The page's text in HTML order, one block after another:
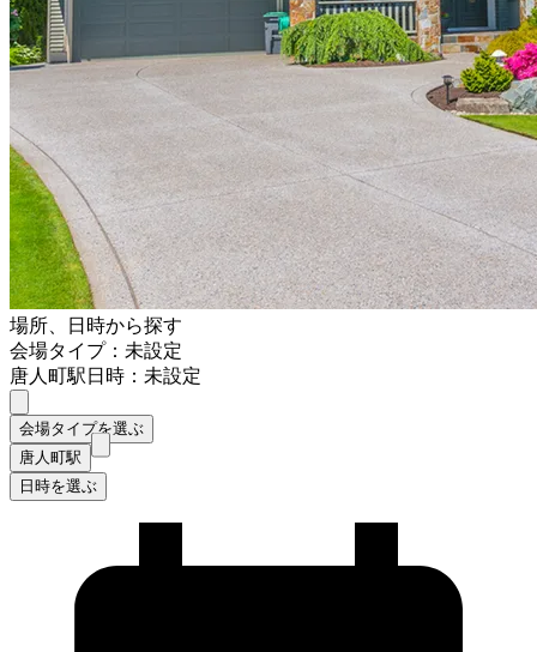
場所、日時から探す
会場タイプ：未設定
唐人町駅日時：未設定
会場タイプを選ぶ
唐人町駅
日時を選ぶ